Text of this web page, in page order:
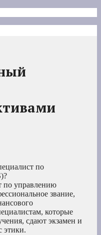
по
по управлению
звание,
которые
сдают экзамен и
этики.